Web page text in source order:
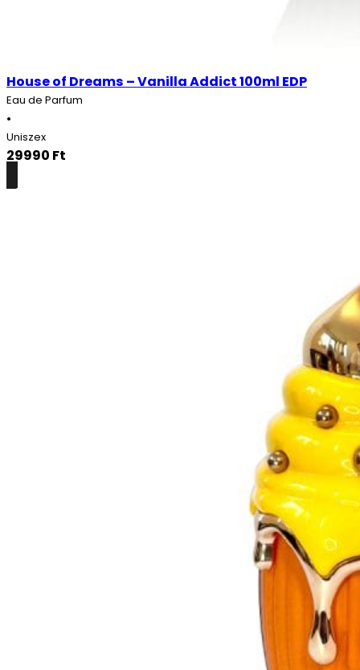
House of Dreams – Vanilla Addict 100ml EDP
Eau de Parfum
•
Uniszex
29990 Ft
Részletek